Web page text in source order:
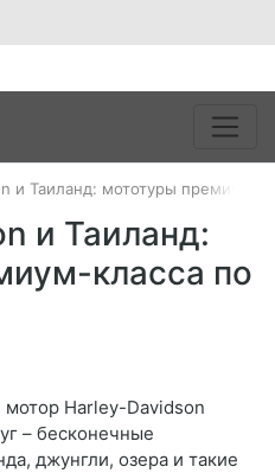
и Таиланд: мототуры премиум-
и Таиланд:
класса по
мотор Harley-Davidson
– бесконечные
джунгли, озера и такие